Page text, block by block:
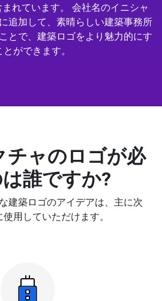
れています。 会社名のイニシャ
追加して、素晴らしい建築事務所
とで、建築ロゴをより魅力的にす
とができます。
チャのロゴが必
誰ですか?
建築ロゴのアイデアは、主に次
用していただけます。